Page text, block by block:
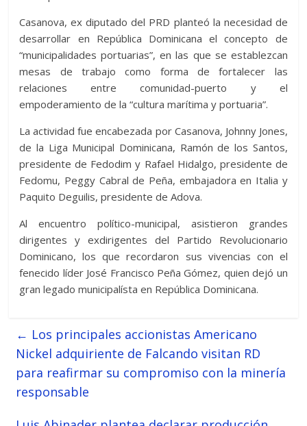
Casanova, ex diputado del PRD planteó la necesidad de
desarrollar en República Dominicana el concepto de
“municipalidades portuarias”, en las que se establezcan
mesas de trabajo como forma de fortalecer las
relaciones entre comunidad-puerto y el
empoderamiento de la “cultura marítima y portuaria”.
La actividad fue encabezada por Casanova, Johnny Jones,
de la Liga Municipal Dominicana, Ramón de los Santos,
presidente de Fedodim y Rafael Hidalgo, presidente de
Fedomu, Peggy Cabral de Peña, embajadora en Italia y
Paquito Deguilis, presidente de Adova.
Al encuentro político-municipal, asistieron grandes
dirigentes y exdirigentes del Partido Revolucionario
Dominicano, los que recordaron sus vivencias con el
fenecido líder José Francisco Peña Gómez, quien dejó un
gran legado municipalísta en República Dominicana.
← Los principales accionistas Americano
Nickel adquiriente de Falcando visitan RD
para reafirmar su compromiso con la minería
responsable